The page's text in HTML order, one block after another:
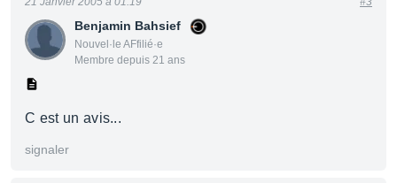
Benjamin Bahsief
Nouvel·le AFfilié·e
Membre depuis 21 ans
C est un avis...
signaler